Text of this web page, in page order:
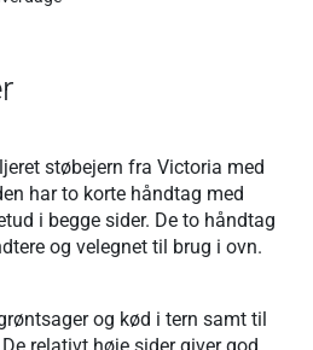
støbejern fra Victoria med
har to korte håndtag med
i begge sider. De to håndtag
og velegnet til brug i ovn.
og kød i tern samt til